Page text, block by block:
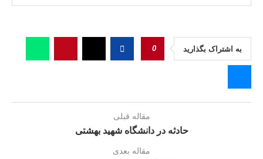
به اشتراک بگذارید 0
مقاله قبلی
حادثه در دانشگاه شهید بهشتی
مقاله بعدی